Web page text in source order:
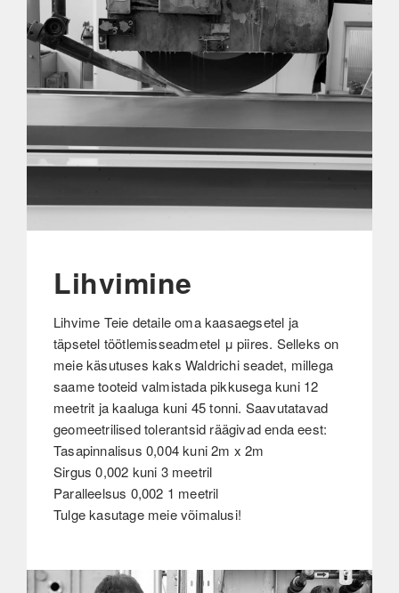
Lihvimine
Lihvime Teie detaile oma kaasaegsetel ja
täpsetel töötlemisseadmetel μ piires. Selleks on
meie käsutuses kaks Waldrichi seadet, millega
saame tooteid valmistada pikkusega kuni 12
meetrit ja kaaluga kuni 45 tonni. Saavutatavad
geomeetrilised tolerantsid räägivad enda eest:
Tasapinnalisus 0,004 kuni 2m x 2m
Sirgus 0,002 kuni 3 meetril
Paralleelsus 0,002 1 meetril
Tulge kasutage meie võimalusi!